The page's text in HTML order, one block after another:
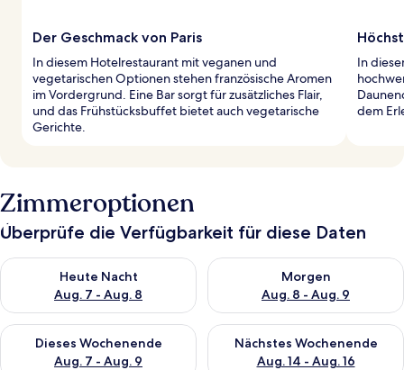
Der Geschmack von Paris
In diesem Hotelrestaurant mit veganen und
vegetarischen Optionen stehen französische Aromen
im Vordergrund. Eine Bar sorgt für zusätzliches Flair,
und das Frühstücksbuffet bietet auch vegetarische
Gerichte.
In
dem
Zimmeroptionen
Überprüfe die Verfügbarkeit für diese Daten
Heute Nacht
Aug. 7 - Aug. 8
Überprüfe die Verfügbarkeit für heute Nacht, Aug. 7 - Aug. 8.
Morgen
Aug. 8 - Aug. 9
Überprüfe die Verfügbarkeit
Dieses Wochenende
Aug. 7 - Aug. 9
Überprüfe die Verfügbarkeit für dieses Wochenende, Aug. 7
Nächstes Wochenende
Aug. 14 - Aug. 16
Überprüfe die Verfügbarkeit